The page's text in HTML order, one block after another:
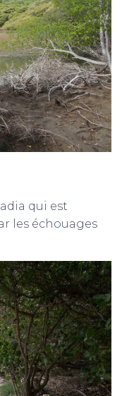
qui est
les échouages